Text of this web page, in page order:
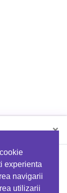
experienta
navigarii
utilizarii
×